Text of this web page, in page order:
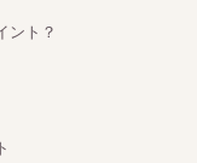
ント？